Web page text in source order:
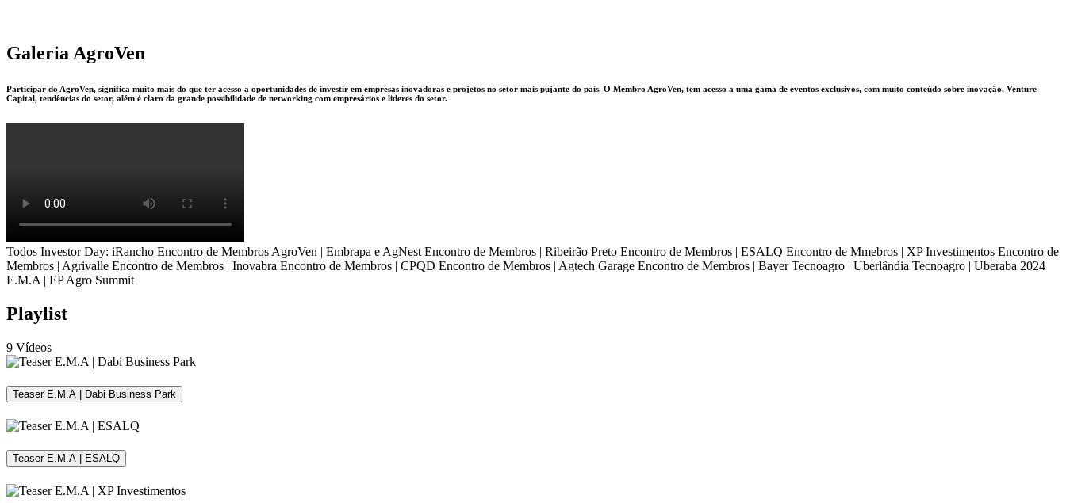
Galeria AgroVen
Participar do AgroVen, significa muito mais do que ter acesso a oportunidades de investir em empresas inovadoras e projetos no setor mais pujante do país. O Membro AgroVen, tem acesso a uma gama de eventos exclusivos, com muito conteúdo sobre inovação, Venture
Capital, tendências do setor, além é claro da grande possibilidade de networking com empresários e lideres do setor.
Todos Investor Day: iRancho Encontro de Membros AgroVen | Embrapa e AgNest Encontro de Membros | Ribeirão Preto Encontro de Membros | ESALQ Encontro de Mmebros | XP Investimentos Encontro de
Membros | Agrivalle Encontro de Membros | Inovabra Encontro de Membros | CPQD Encontro de Membros | Agtech Garage Encontro de Membros | BayerTecnoagro | Uberlândia Tecnoagro | Uberaba 2024
E.M.A | EP Agro Summit
Playlist
9 Vídeos
Teaser E.M.A | Dabi Business Park
Teaser E.M.A | ESALQ